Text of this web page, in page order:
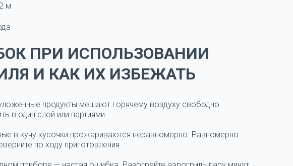
м
ПРИ ИСПОЛЬЗОВАНИИ
И КАК ИХ ИЗБЕЖАТЬ
продукты мешают горячему воздуху свободно
в один слой или партиями.
в кучу кусочки прожариваются неравномерно. Равномерно
по ходу приготовления.